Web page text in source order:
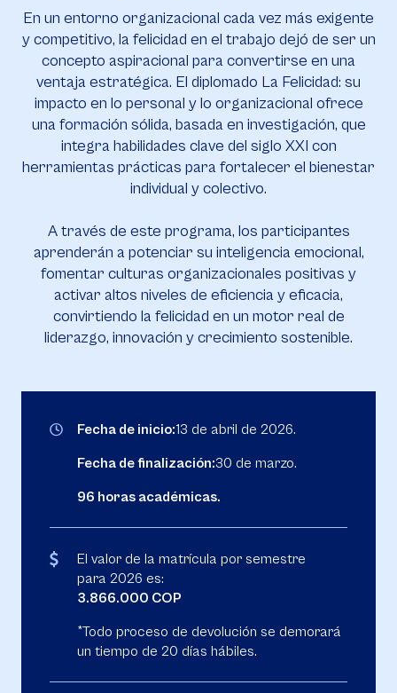
En un entorno organizacional cada vez más exigente
y competitivo, la felicidad en el trabajo dejó de ser un
concepto aspiracional para convertirse en una
ventaja estratégica. El diplomado La Felicidad: su
impacto en lo personal y lo organizacional ofrece
una formación sólida, basada en investigación, que
integra habilidades clave del siglo XXI con
herramientas prácticas para fortalecer el bienestar
individual y colectivo.
A través de este programa, los participantes
aprenderán a potenciar su inteligencia emocional,
fomentar culturas organizacionales positivas y
activar altos niveles de eficiencia y eficacia,
convirtiendo la felicidad en un motor real de
liderazgo, innovación y crecimiento sostenible.
Fecha de inicio:13 de abril de 2026.
Fecha de finalización:30 de marzo.
96 horas académicas.
El valor de la matrícula por semestre
para 2026 es:
3.866.000 COP
*Todo proceso de devolución se demorará
un tiempo de 20 días hábiles.